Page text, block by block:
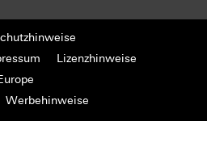
Lizenzhinweise
Werbehinweise